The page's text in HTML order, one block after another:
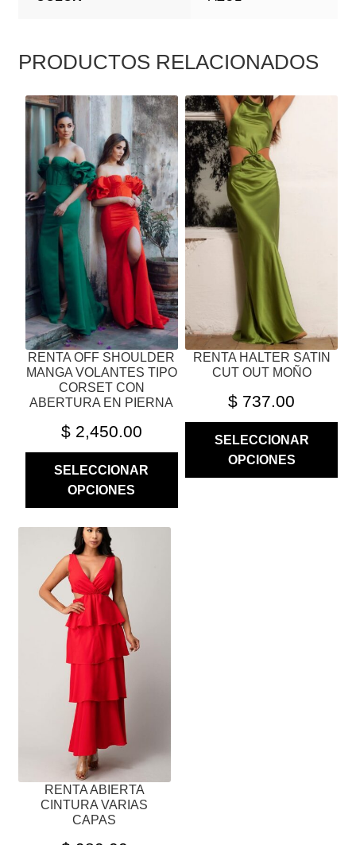
PRODUCTOS RELACIONADOS
RENTA OFF SHOULDER
MANGA VOLANTES TIPO
CORSET CON
ABERTURA EN PIERNA
$2,450.00
SELECCIONAR
OPCIONES
ESTE
PRODUCTO
TIENE
MÚLTIPLES
VARIANTES.
LAS
OPCIONES
PUEDEN
ELEGIR
EN
LA
PÁGINA
DE
PRODUCTO
RENTA HALTER SATIN
CUT OUT MOÑO
$ 737.00
SELECCIONAR
OPCIONES
ESTE
PRODUCTO
TIENE
MÚLTIPLES
VARIANTES.
LAS
OPCIONES
SE
PUEDEN
LA
PÁGINA
DE
RENTA ABIERTA
CINTURA VARIAS
CAPAS
PRODUCTO
TIENE
MÚLTIPLES
VARIANTES.
OPCIONES
PUEDEN
PRODUCTO